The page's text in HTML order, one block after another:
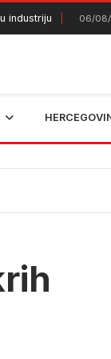
06/08/2026